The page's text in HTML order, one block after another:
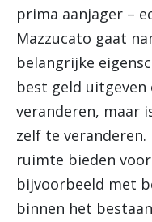
prima aanjager –
Mazzucato gaat
belangrijke
best geld uitgeven
veranderen, maar
zelf te
ruimte bieden
bijvoorbeeld met
binnen het